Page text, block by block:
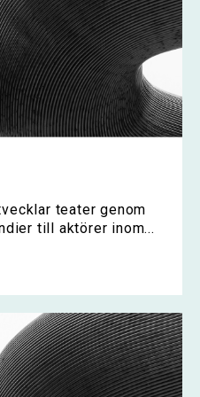
teater genom
till aktörer inom...